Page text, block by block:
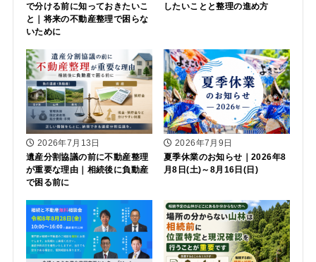
で分ける前に知っておきたいこ
と｜将来の不動産整理で困らな
いために
したいことと整理の進め方
2026年7月13日
遺産分割協議の前に不動産整理
が重要な理由｜相続後に負動産
で困る前に
2026年7月9日
夏季休業のお知らせ｜2026年8
月8日(土)～8月16日(日)